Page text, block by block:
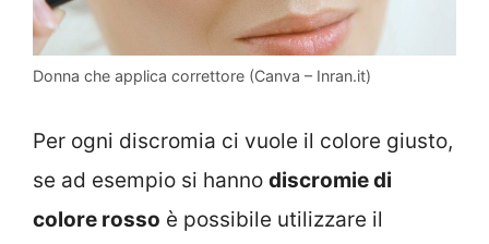
Donna che applica correttore (Canva – Inran.it)
Per ogni discromia ci vuole il colore giusto,
se ad esempio si hanno discromie di
colore rosso è possibile utilizzare il